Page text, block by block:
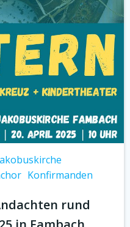
Konfirmanden
rund